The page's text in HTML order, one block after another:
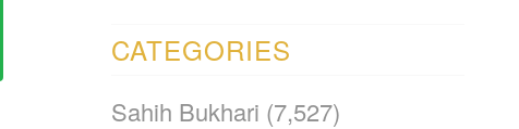
CATEGORIES
Sahih Bukhari (7,527)